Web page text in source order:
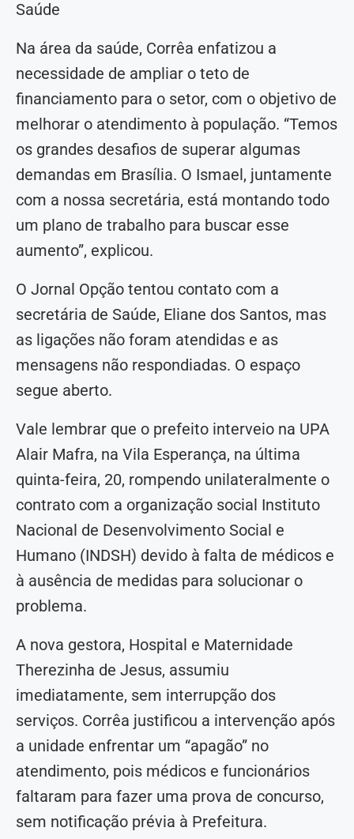
Saúde
Na área da saúde, Corrêa enfatizou a
necessidade de ampliar o teto de
financiamento para o setor, com o objetivo de
melhorar o atendimento à população. “Temos
os grandes desafios de superar algumas
demandas em Brasília. O Ismael, juntamente
com a nossa secretária, está montando todo
um plano de trabalho para buscar esse
aumento”, explicou.
O Jornal Opção tentou contato com a
secretária de Saúde, Eliane dos Santos, mas
as ligações não foram atendidas e as
mensagens não respondiadas. O espaço
segue aberto.
Vale lembrar que o prefeito interveio na UPA
Alair Mafra, na Vila Esperança, na última
quinta-feira, 20, rompendo unilateralmente o
contrato com a organização social Instituto
Nacional de Desenvolvimento Social e
Humano (INDSH) devido à falta de médicos e
à ausência de medidas para solucionar o
problema.
A nova gestora, Hospital e Maternidade
Therezinha de Jesus, assumiu
imediatamente, sem interrupção dos
serviços. Corrêa justificou a intervenção após
a unidade enfrentar um “apagão” no
atendimento, pois médicos e funcionários
faltaram para fazer uma prova de concurso,
sem notificação prévia à Prefeitura.